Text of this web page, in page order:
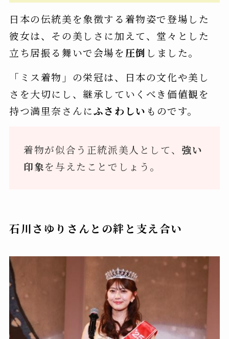
日本の伝統美を象徴する着物姿で登場した
彼女は、その美しさに加えて、堂々とした
立ち居振る舞いで会場を 圧倒 しました。
「ミス着物」の栄冠は、日本の文化や美し
さを大切にし、継承していくべき価値観を
持つ満里奈さんにふさわしい ものです。
着物が似合う正統派美人として、 強い
印象を与えたことでしょう。
石川さゆりさんとの絆と支え合い